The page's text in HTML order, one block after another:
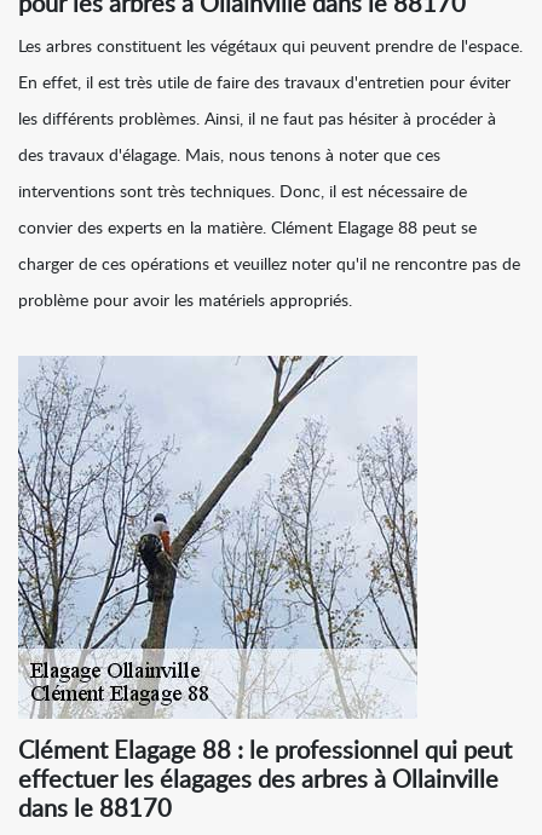
pour les arbres à Ollainville dans le 88170
Les arbres constituent les végétaux qui peuvent prendre de l'espace.
En effet, il est très utile de faire des travaux d'entretien pour éviter
les différents problèmes. Ainsi, il ne faut pas hésiter à procéder à
des travaux d'élagage. Mais, nous tenons à noter que ces
interventions sont très techniques. Donc, il est nécessaire de
convier des experts en la matière. Clément Elagage 88 peut se
charger de ces opérations et veuillez noter qu'il ne rencontre pas de
problème pour avoir les matériels appropriés.
Clément Elagage 88 : le professionnel qui peut
effectuer les élagages des arbres à Ollainville
dans le 88170